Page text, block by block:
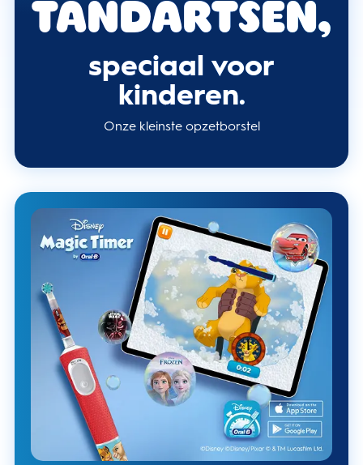
tandartsen,
speciaal voor
kinderen.
Onze kleinste opzetborstel